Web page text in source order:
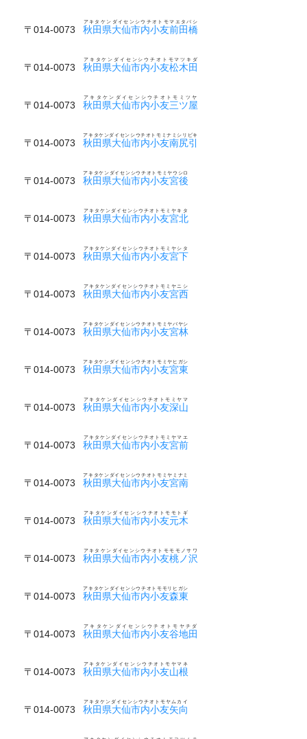
〒014-0073 秋田県大仙市内小友前田橋
アキタケンダイセンシウチオトモマエタバシ
〒014-0073 秋田県大仙市内小友松木田
アキタケンダイセンシウチオトモマツキダ
〒014-0073 秋田県大仙市内小友三ツ屋
アキタケンダイセンシウチオトモミツヤ
〒014-0073 秋田県大仙市内小友南尻引
アキタケンダイセンシウチオトモミナミシリビキ
〒014-0073 秋田県大仙市内小友宮後
アキタケンダイセンシウチオトモミヤウシロ
〒014-0073 秋田県大仙市内小友宮北
アキタケンダイセンシウチオトモミヤキタ
〒014-0073 秋田県大仙市内小友宮下
アキタケンダイセンシウチオトモミヤシタ
〒014-0073 秋田県大仙市内小友宮西
アキタケンダイセンシウチオトモミヤニシ
〒014-0073 秋田県大仙市内小友宮林
アキタケンダイセンシウチオトモミヤバヤシ
〒014-0073 秋田県大仙市内小友宮東
アキタケンダイセンシウチオトモミヤヒガシ
〒014-0073 秋田県大仙市内小友深山
アキタケンダイセンシウチオトモミヤマ
〒014-0073 秋田県大仙市内小友宮前
アキタケンダイセンシウチオトモミヤマエ
〒014-0073 秋田県大仙市内小友宮南
アキタケンダイセンシウチオトモミヤミナミ
〒014-0073 秋田県大仙市内小友元木
アキタケンダイセンシウチオトモモトギ
〒014-0073 秋田県大仙市内小友桃ノ沢
アキタケンダイセンシウチオトモモモノサワ
〒014-0073 秋田県大仙市内小友森東
アキタケンダイセンシウチオトモモリヒガシ
〒014-0073 秋田県大仙市内小友谷地田
アキタケンダイセンシウチオトモヤチダ
〒014-0073 秋田県大仙市内小友山根
アキタケンダイセンシウチオトモヤマネ
〒014-0073 秋田県大仙市内小友矢向
アキタケンダイセンシウチオトモヤムカイ